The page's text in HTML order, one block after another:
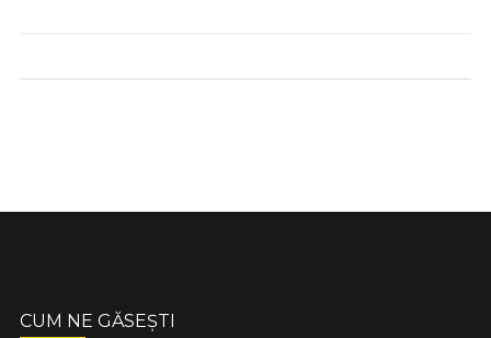
CUM NE GĂSEȘTI